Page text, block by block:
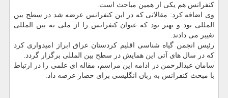
كنفرانس هم یكی از همین مباحث است.
وی اضافه كرد: مقالاتی كه در این كنفرانس عرضه شد در سطح بین
المللی بود و بهتر بود كه عنوان كنفرانس را از ملی به بین المللی
تغییر می دادند.
رئیس انجمن گیاه شناسی اقلیم كردستان عراق ابراز امیدواری كرد
كه در سال های آتی این همایش در سطح بین المللی برگزار گردد.
سامان عبدالرحمن در ادامه این مراسم، مقاله ای علمی را در ارتباط
با مبحث كنفرانس به زبان انگلیسی برای حضار عرضه داد.